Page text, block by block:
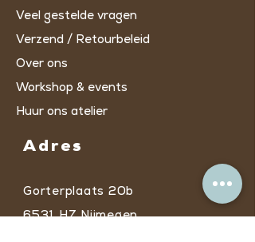
Veel gestelde vragen
Verzend / Retourbeleid
Over ons
Workshop & events
Huur ons atelier
Adres
Gorterplaats 20b
6531 HZ Nijmegen